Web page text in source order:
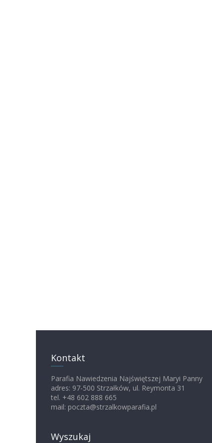
Kontakt
Parafia Nawiedzenia Najświętszej Maryi Panny
adres: 97-500 Strzałków, ul. Reymonta 31
tel. +48 602 888 665
mail: poczta@strzalkowparafia.pl
Wyszukaj